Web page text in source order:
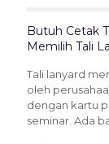
Butuh Cetak
Memilih Tali
Tali lanyard
oleh
dengan kartu
seminar. Ada